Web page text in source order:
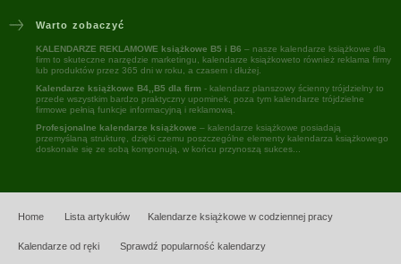
Warto zobaczyć
KALENDARZE REKLAMOWE książkowe B5 i B6 – nasze kalendarze książkowe dla
firm to skuteczne narzędzie marketingu, kalendarze książkoweto również reklama firmy
lub produktów przez 365 dni w roku, a czasem i dłużej.
Kalendarze książkowe B4,,B5 dla firm - kalendarz planszowy ścienny trójdzielny to
przede wszystkim bardzo praktyczny upominek, poza tym kalendarze trójdzielne
firmowe pełnią funkcje informacyjną i reklamową.
Profesjonalne kalendarze książkowe – kalendarze książkowe posiadają
przemyślaną strukturę, dzięki czemu poszczególne elementy kalendarza książkowego
doskonale się ze sobą komponują, w końcu przynoszą sukces...
Home Lista artykułów Kalendarze książkowe w codziennej pracy
Kalendarze od ręki Sprawdź popularność kalendarzy